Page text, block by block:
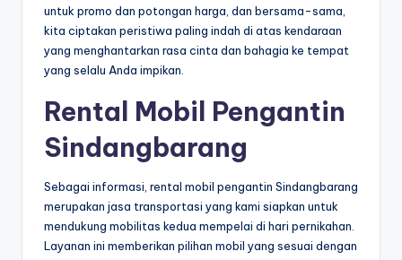
untuk promo dan potongan harga, dan bersama-sama,
kita ciptakan peristiwa paling indah di atas kendaraan
yang menghantarkan rasa cinta dan bahagia ke tempat
yang selalu Anda impikan.
Rental Mobil Pengantin
Sindangbarang
Sebagai informasi, rental mobil pengantin Sindangbarang
merupakan jasa transportasi yang kami siapkan untuk
mendukung mobilitas kedua mempelai di hari pernikahan.
Layanan ini memberikan pilihan mobil yang sesuai dengan